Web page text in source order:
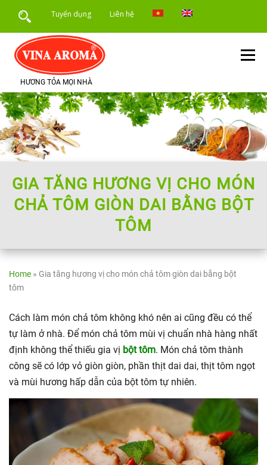
Tuyển dụng Liên hệ
HƯƠNG TỎA MỌI NHÀ
Menu
TRANG CHỦ GIỚI THIỆU SẢN PHẨM
DỊCH VỤ TIN TỨC
GIA TĂNG HƯƠNG VỊ CHO MÓN
CHẢ TÔM GIÒN DAI BẰNG BỘT
TÔM
Home » Gia tăng hương vị cho món chả tôm giòn dai bằng bột
tôm
Cách làm món chả tôm không khó nên ai cũng đều có thể
tự làm ở nhà. Để món chả tôm mùi vị chuẩn nhà hàng nhất
định không thể thiếu gia vị bột tôm. Món chả tôm thành
công sẽ có lớp vỏ giòn giòn, phần thịt dai dai, thịt tôm ngọt
và mùi hương hấp dẫn của bột tôm tự nhiên.